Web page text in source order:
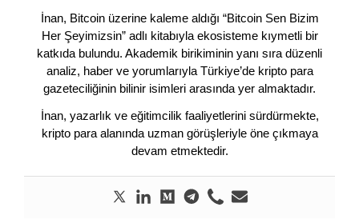
İnan, Bitcoin üzerine kaleme aldığı “Bitcoin Sen Bizim
Her Şeyimizsin” adlı kitabıyla ekosisteme kıymetli bir
katkıda bulundu. Akademik birikiminin yanı sıra düzenli
analiz, haber ve yorumlarıyla Türkiye’de kripto para
gazeteciliğinin bilinir isimleri arasında yer almaktadır.
İnan, yazarlık ve eğitimcilik faaliyetlerini sürdürmekte,
kripto para alanında uzman görüşleriyle öne çıkmaya
devam etmektedir.